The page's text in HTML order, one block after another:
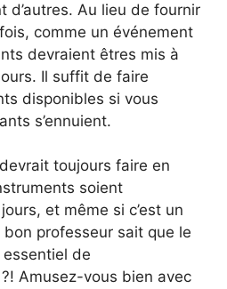
d’autres. Au lieu de fournir
comme un événement
devraient êtres mis à
Il suffit de faire
disponibles si vous
s’ennuient.
toujours faire en
soient
et même si c’est un
professeur sait que le
de
?! Amusez-vous bien avec